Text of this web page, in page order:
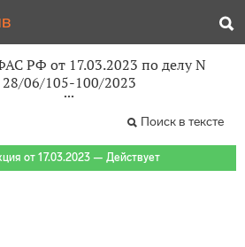
РФ от 17.03.2023 по делу N
28/06/105-100/2023
Поиск в тексте
от 17.03.2023 — Действует